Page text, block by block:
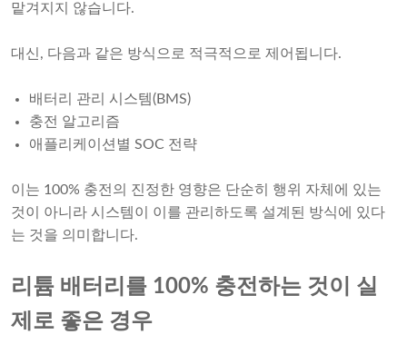
맡겨지지 않습니다.
대신, 다음과 같은 방식으로 적극적으로 제어됩니다.
배터리 관리 시스템(BMS)
충전 알고리즘
애플리케이션별 SOC 전략
이는 100% 충전의 진정한 영향은 단순히 행위 자체에 있는
것이 아니라 시스템이 이를 관리하도록 설계된 방식에 있다
는 것을 의미합니다.
리튬 배터리를 100% 충전하는 것이 실
제로 좋은 경우